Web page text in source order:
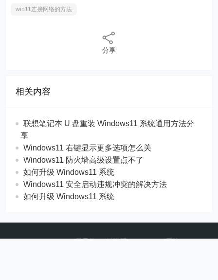
win11连接网络的方法
分享
相关内容
联想笔记本 U 盘重装 Windows11 系统通用方法分
享
Windows11 右键显示更多选项怎么关
Windows11 防火墙高级设置点不了
如何升级 Windows11 系统
Windows11 安全启动违规冲突的解决方法
如何升级 Windows11 系统
Copyright © 2021 暴风侠_一键激活Win10_Win7系统